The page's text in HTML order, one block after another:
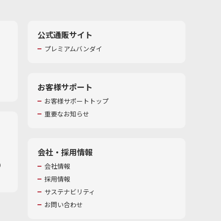
公式通販サイト
プレミアムバンダイ
お客様サポート
お客様サポートトップ
重要なお知らせ
会社・採用情報
会社情報
採用情報
サステナビリティ
お問い合わせ